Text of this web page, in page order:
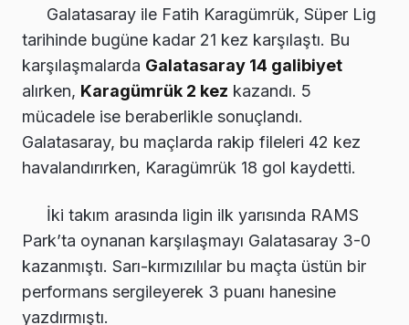
Galatasaray ile Fatih Karagümrük, Süper Lig
tarihinde bugüne kadar 21 kez karşılaştı. Bu
karşılaşmalarda Galatasaray 14 galibiyet
alırken, Karagümrük 2 kez kazandı. 5
mücadele ise beraberlikle sonuçlandı.
Galatasaray, bu maçlarda rakip fileleri 42 kez
havalandırırken, Karagümrük 18 gol kaydetti.
İki takım arasında ligin ilk yarısında RAMS
Park’ta oynanan karşılaşmayı Galatasaray 3-0
kazanmıştı. Sarı-kırmızılılar bu maçta üstün bir
performans sergileyerek 3 puanı hanesine
yazdırmıştı.